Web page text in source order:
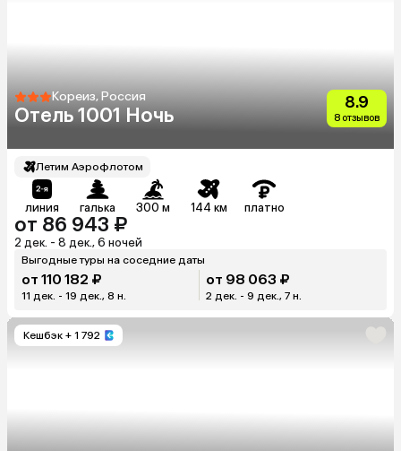
Кореиз, Россия
Отель 1001 Ночь
8.9
8 отзывов
Летим Аэрофлотом
линия галька 300 м 144 км платно
от 86 943 ₽
2 дек. - 8 дек., 6 ночей
Выгодные туры на соседние даты
от 110 182 ₽
11 дек. - 19 дек., 8 н.
от 98 063 ₽
2 дек. - 9 дек., 7 н.
Кешбэк + 1 792